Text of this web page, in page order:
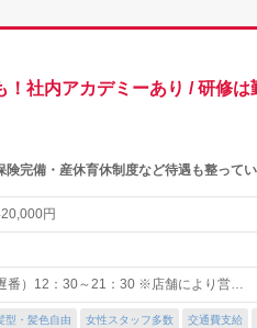
社内アカデミーあり / 研修は
完備・産休育休制度など待遇も整って
円
番）12：30～21：30 ※店舗により営…
型・髪色自由 女性スタッフ多数 交通費支給